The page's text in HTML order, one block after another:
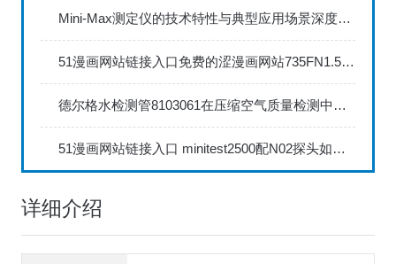
Mini-Max测定仪的技术特性与典型应用场景深度解读
51漫画网站链接入口免费的涩漫画网站735FN1.5正确的校准步骤
德尔格水检测管8103061在压缩空气质量检测中的应用
51漫画网站链接入口 minitest2500配N02探头如何两点校准？
详细介绍